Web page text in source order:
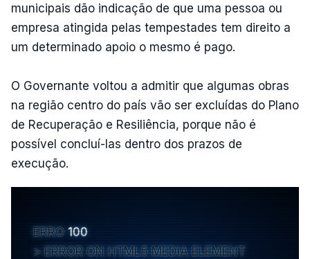
municipais dão indicação de que uma pessoa ou
empresa atingida pelas tempestades tem direito a
um determinado apoio o mesmo é pago.
O Governante voltou a admitir que algumas obras
na região centro do país vão ser excluídas do Plano
de Recuperação e Resiliência, porque não é
possível concluí-las dentro dos prazos de
execução.
ERRO 100
ERROR ON HTML5 MEDIA ELEMENT